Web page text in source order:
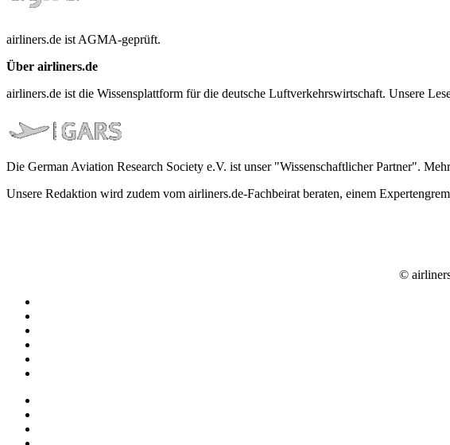
airliners.de ist AGMA-geprüft.
Über airliners.de
airliners.de ist die Wissensplattform für die deutsche Luftverkehrswirtschaft. Unsere
Die German Aviation Research Society e.V. ist unser "Wissenschaftlicher Partner".
Unsere Redaktion wird zudem vom airliners.de-Fachbeirat beraten, einem
©